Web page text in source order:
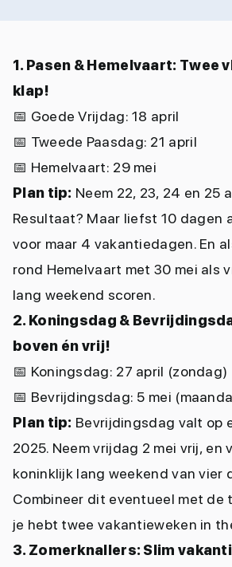
1. Pasen & Hemelvaart: Twee
klap!
📅 Goede Vrijdag: 18 april
📅 Tweede Paasdag: 21 april
📅 Hemelvaart: 29 mei
Plan tip: Neem 22, 23, 24 en 25
Resultaat? Maar liefst 10 dagen
voor maar 4 vakantiedagen. En
rond Hemelvaart met 30 mei als
lang weekend scoren.
2. Koningsdag &
boven én vrij!
📅 Koningsdag: 27 april (zondag)
📅 Bevrijdingsdag: 5 mei
Plan tip: Bevrijdingsdag valt op
2025. Neem vrijdag 2 mei vrij, en
koninklijk lang weekend van vier
Combineer dit eventueel met de
je hebt twee vakantieweken in
3. Zomerknallers: Slim